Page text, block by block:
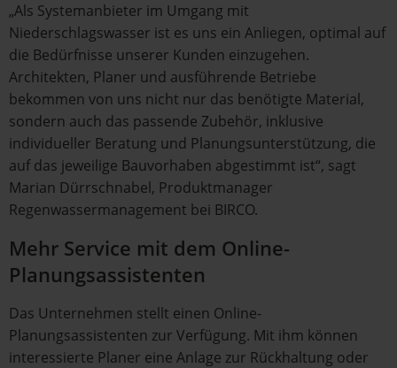
„Als Systemanbieter im Umgang mit
Niederschlagswasser ist es uns ein Anliegen, optimal auf
die Bedürfnisse unserer Kunden einzugehen.
Architekten, Planer und ausführende Betriebe
bekommen von uns nicht nur das benötigte Material,
sondern auch das passende Zubehör, inklusive
individueller Beratung und Planungsunterstützung, die
auf das jeweilige Bauvorhaben abgestimmt ist“, sagt
Marian Dürrschnabel, Produktmanager
Regenwassermanagement bei BIRCO.
Mehr Service mit dem Online-
Planungsassistenten
Das Unternehmen stellt einen Online-
Planungsassistenten zur Verfügung. Mit ihm können
interessierte Planer eine Anlage zur Rückhaltung oder